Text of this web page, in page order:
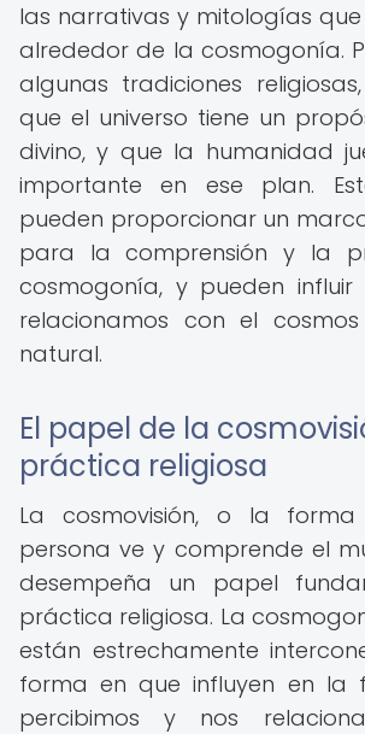
las narrativas y mitologías
alrededor de la cosmogonía.
algunas tradiciones
que el universo tiene un
divino, y que la humanidad
importante en ese plan.
pueden proporcionar un
para la comprensión y la
cosmogonía, y pueden
relacionamos con el
natural.
El papel de la
práctica religiosa
La cosmovisión, o la
persona ve y comprende el
desempeña un papel
práctica religiosa. La
están estrechamente
forma en que influyen en la
percibimos y nos